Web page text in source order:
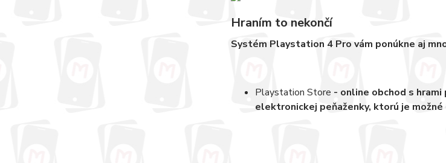
Hraním to nekončí
Systém Playstation 4 Pro vám ponúkne aj
Playstation Store - online obchod s
elektronickej peňaženky, ktorú je